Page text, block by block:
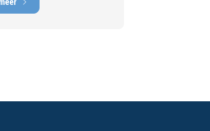
euro's. Gelukkig zijn er